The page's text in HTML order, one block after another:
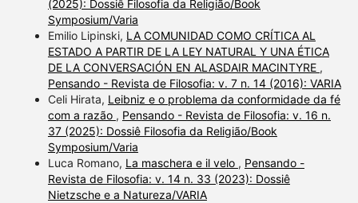
(2025): Dossiê Filosofia da Religião/Book
Symposium/Varia
Emilio Lipinski, LA COMUNIDAD COMO CRÍTICA AL
ESTADO A PARTIR DE LA LEY NATURAL Y UNA ÉTICA
DE LA CONVERSACIÓN EN ALASDAIR MACINTYRE ,
Pensando - Revista de Filosofia: v. 7 n. 14 (2016): VARIA
Celi Hirata, Leibniz e o problema da conformidade da fé
com a razão , Pensando - Revista de Filosofia: v. 16 n.
37 (2025): Dossiê Filosofia da Religião/Book
Symposium/Varia
Luca Romano, La maschera e il velo , Pensando -
Revista de Filosofia: v. 14 n. 33 (2023): Dossiê
Nietzsche e a Natureza/VARIA